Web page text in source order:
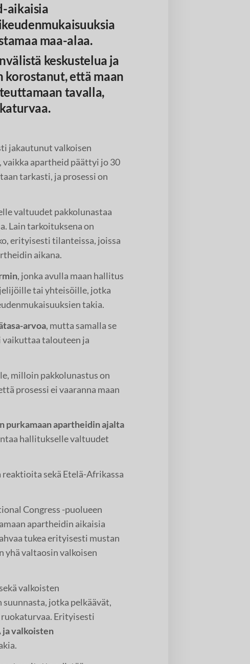
aikaisia
maa-alaa.
keskustelua ja
korostanut, että maan
tavalla,
jakautunut valkoisen
apartheid päättyi jo 30
tarkasti, ja prosessi on
valtuudet pakkolunastaa
Lain tarkoituksena on
erityisesti tilanteissa, joissa
aikana.
, jonka avulla maan hallitus
tai yhteisöille, jotka
takia.
arvoa, mutta samalla se
talouteen ja
milloin pakkolunastus on
prosessi ei vaaranna maan
purkamaan apartheidin ajalta
hallitukselle valtuudet
sekä Etelä-Afrikassa
Congress -puolueen
apartheidin aikaisia
tukea erityisesti mustan
yhä valtaosin valkoisen
valkoisten
jotka pelkäävät,
Erityisesti
valkoisten